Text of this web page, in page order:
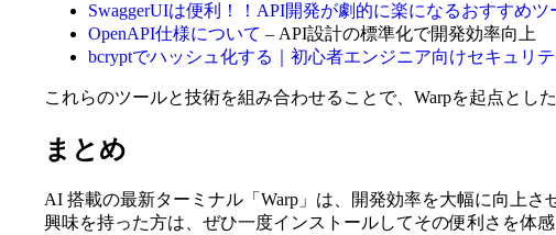
SwaggerUIは便利！！API開発が劇的に楽になるおすすめツ
OpenAPI仕様について – API設計の標準化で開発効率向上
bcryptでハッシュ化する｜初心者エンジニア向けセキュリ
これらのツールと技術を組み合わせることで、Warpを起点とし
まとめ
AI 搭載の最新ターミナル「Warp」は、開発効率を大幅に向上
興味を持った方は、ぜひ一度インストールしてその便利さを体感